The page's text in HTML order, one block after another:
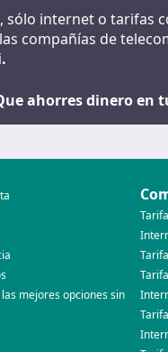
sólo internet o tarifas
compañías de
ahorres dinero en
mejores opciones sin